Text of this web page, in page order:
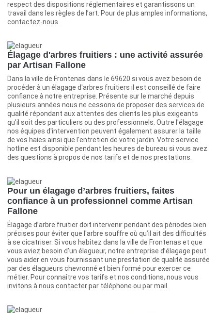
respect des dispositions réglementaires et garantissons un
travail dans les règles de l’art. Pour de plus amples informations,
contactez-nous.
Élagage d'arbres fruitiers : une activité assurée
par Artisan Fallone
Dans la ville de Frontenas dans le 69620 si vous avez besoin de
procéder à un élagage d'arbres fruitiers il est conseillé de faire
confiance à notre entreprise. Présente sur le marché depuis
plusieurs années nous ne cessons de proposer des services de
qualité répondant aux attentes des clients les plus exigeants
qu'il soit des particuliers ou des professionnels. Outre l'élagage
nos équipes d'intervention peuvent également assurer la taille
de vos haies ainsi que l'entretien de votre jardin. Votre service
hotline est disponible pendant les heures de bureau si vous avez
des questions à propos de nos tarifs et de nos prestations.
Pour un élagage d’arbres fruitiers, faites
confiance à un professionnel comme Artisan
Fallone
Élagage d’arbre fruitier doit intervenir pendant des périodes bien
précises pour éviter que l'arbre souffre où qu’il ait des difficultés
à se cicatriser. Si vous habitez dans la ville de Frontenas et que
vous aviez besoin d’un élagueur, notre entreprise d’élagage peut
vous aider en vous fournissant une prestation de qualité assurée
par des élagueurs chevronné et bien formé pour exercer ce
métier. Pour connaître vos tarifs et nos conditions, nous vous
invitons à nous contacter par téléphone ou par mail.